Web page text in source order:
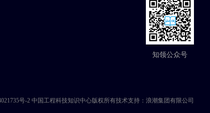
知领公众号
号-2 中国工程科技知识中心版权所有技术支持：浪潮集团有限公司